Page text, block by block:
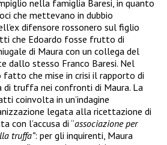
nella famiglia Baresi, in quanto
che mettevano in dubbio
difensore rossonero sul figlio
che Edoardo fosse frutto di
di Maura con un collega del
dallo stesso Franco Baresi. Nel
fatto che mise in crisi il rapporto di
di truffa nei confronti di Maura. La
coinvolta in un’indagine
legata alla ricettazione di
con l’accusa di “associazione per
truffa”: per gli inquirenti, Maura